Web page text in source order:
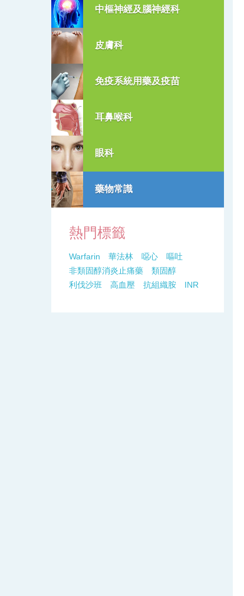
中樞神經及腦神經科
皮膚科
免疫系統用藥及疫苗
耳鼻喉科
眼科
藥物常識
熱門標籤
Warfarin 華法林 噁心
嘔吐
非類固醇消炎止痛藥
類固醇
利伐沙班
高血壓 抗組織胺 INR